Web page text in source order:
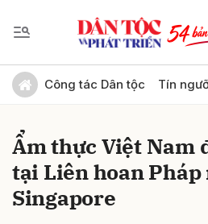
Công tác Dân tộc Tín
Ẩm thực Việt Nam
tại Liên hoan Pháp
Singapore
Gửi bình luận